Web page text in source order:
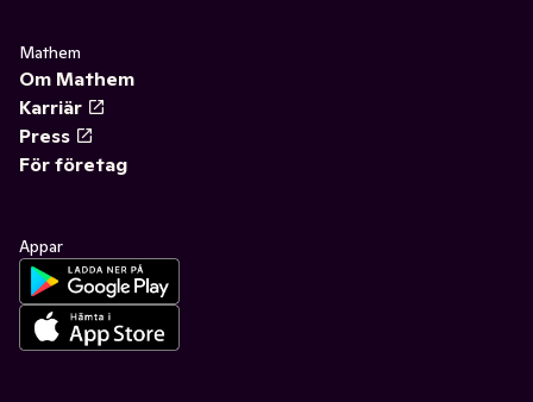
Mathem
Om Mathem
Karriär
Press
För företag
Appar